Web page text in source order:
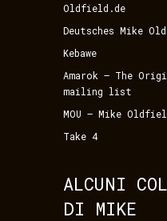
Oldfield.de
Deutsches Mike
Kebawe
Amarok – The
mailing list
MOU – Mike
Take 4
ALCUNI
DI MIKE